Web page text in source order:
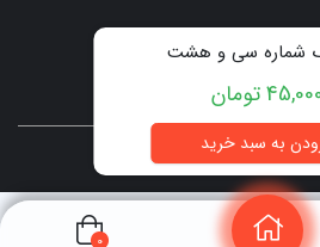
سایت وب کاران محفوظ است.
0
شماره سی و هشت
تومان